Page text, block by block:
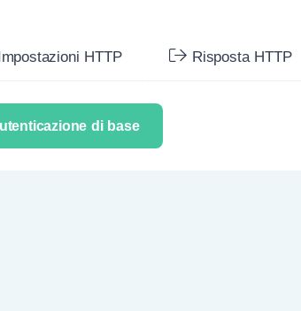
HTTP Risposta HTTP
di base